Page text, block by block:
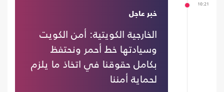
10:21
خبر عاجل
الخارجية الكويتية: أمن الكويت
وسيادتها خط أحمر ونحتفظ
بكامل حقوقنا في اتخاذ ما يلزم
لحماية أمننا